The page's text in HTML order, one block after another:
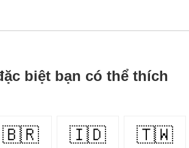
biệt bạn có thể thích
🇧🇷 🇮🇩 🇹🇼